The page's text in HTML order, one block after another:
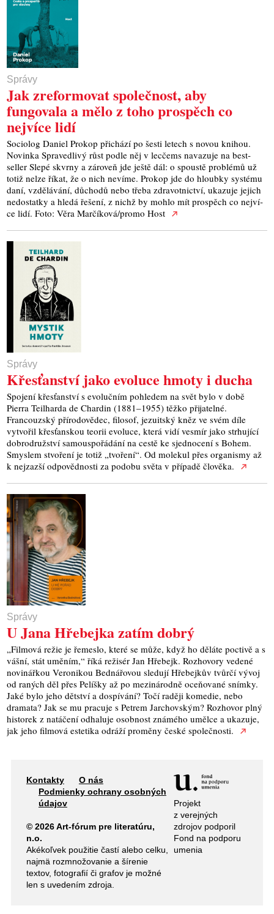
Správy
Jak zreformovat společnost, aby
fungovala a mělo z toho prospěch co
nejvíce lidí
Soci­o­log Daniel Pro­kop při­chá­zí po šes­ti letech s novou kni­hou.
Novin­ka Spra­ved­li­vý růst pod­le něj v lec­čems nava­zu­je na best­
seller Sle­pé skvr­ny a záro­veň jde ješ­tě dál: o spous­tě pro­blé­mů už
totiž nelze říkat, že o nich neví­me. Pro­kop jde do hloub­ky sys­té­mu
daní, vzdě­lá­vá­ní, důcho­dů nebo tře­ba zdra­vot­nic­tví, uka­zu­je jejich
nedo­stat­ky a hle­dá řeše­ní, z nichž by moh­lo mít pro­spěch co nej­ví­
ce lidí. Foto: Věra Marčíková/promo Host
Správy
Křesťanství jako evoluce hmoty i ducha
Spojení křesťanství s evolučním pohledem na svět bylo v době
Pierra Teilharda de Chardin (1881–1955) těžko přijatelné.
Francouzský přírodovědec, filosof, jezuitský kněz ve svém díle
vytvořil křesťanskou teorii evoluce, která vidí vesmír jako strhující
dobrodružství samouspořádání na cestě ke sjednocení s Bohem.
Smyslem stvoření je totiž „tvoření“. Od molekul přes organismy až
k nejzazší odpovědnosti za podobu světa v případě člověka.
Správy
U Jana Hřebejka zatím dobrý
„Filmová režie je řemeslo, které se může, když ho děláte poctivě a s
vášní, stát uměním,“ říká režisér Jan Hřebejk. Rozhovory vedené
novinářkou Veronikou Bednářovou sledují Hřebejkův tvůrčí vývoj
od raných děl přes Pelíšky až po mezinárodně oceňované snímky.
Jaké bylo jeho dětství a dospívání? Točí raději komedie, nebo
dramata? Jak se mu pracuje s Petrem Jarchovským? Rozhovor plný
historek z natáčení odhaluje osobnost známého umělce a ukazuje,
jak jeho filmová estetika odráží proměny české společnosti.
Kontakty
O nás
Podmienky ochrany osobných
údajov
© 2026 Art-fórum pre literatúru,
n.o.
Akékoľvek použitie častí alebo celku,
najmä rozmnožovanie a šírenie
textov, fotografií či grafov je možné
len s uvedením zdroja.
Projekt
z verejných
zdrojov podporil
Fond na podporu
umenia